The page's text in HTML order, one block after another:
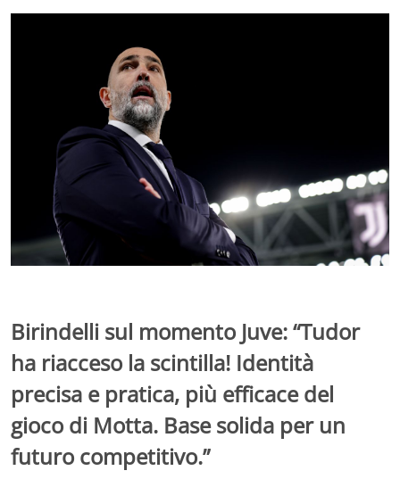
Birindelli sul momento Juve: “Tudor
ha riacceso la scintilla! Identità
precisa e pratica, più efficace del
gioco di Motta. Base solida per un
futuro competitivo.”